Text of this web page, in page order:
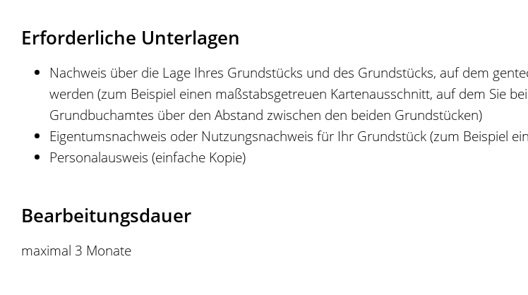
Erforderliche Unterlagen
Nachweis über die Lage Ihres Grundstücks und des Grundstücks, auf dem
werden (zum Beispiel einen maßstabsgetreuen Kartenausschnitt, auf dem Sie
Grundbuchamtes über den Abstand zwischen den beiden Grundstücken)
Eigentumsnachweis oder Nutzungsnachweis für Ihr Grundstück (zum Beispiel
Personalausweis (einfache Kopie)
Bearbeitungsdauer
maximal 3 Monate